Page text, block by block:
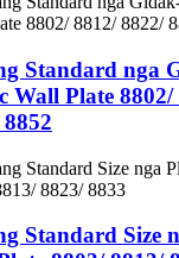
Standard nga
Wall Plate 8802/
Standard Size